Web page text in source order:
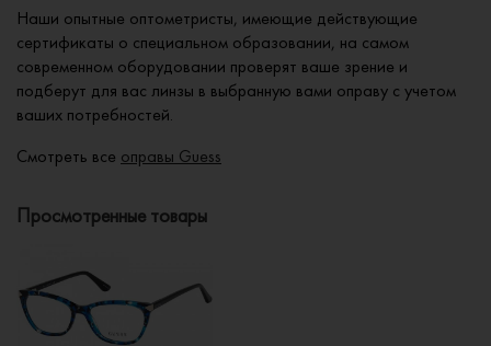
Наши опытные оптометристы, имеющие действующие
сертификаты о специальном образовании, на самом
современном оборудовании проверят ваше зрение и
подберут для вас линзы в выбранную вами оправу с учетом
ваших потребностей.
Смотреть все оправы Guess
Просмотренные товары